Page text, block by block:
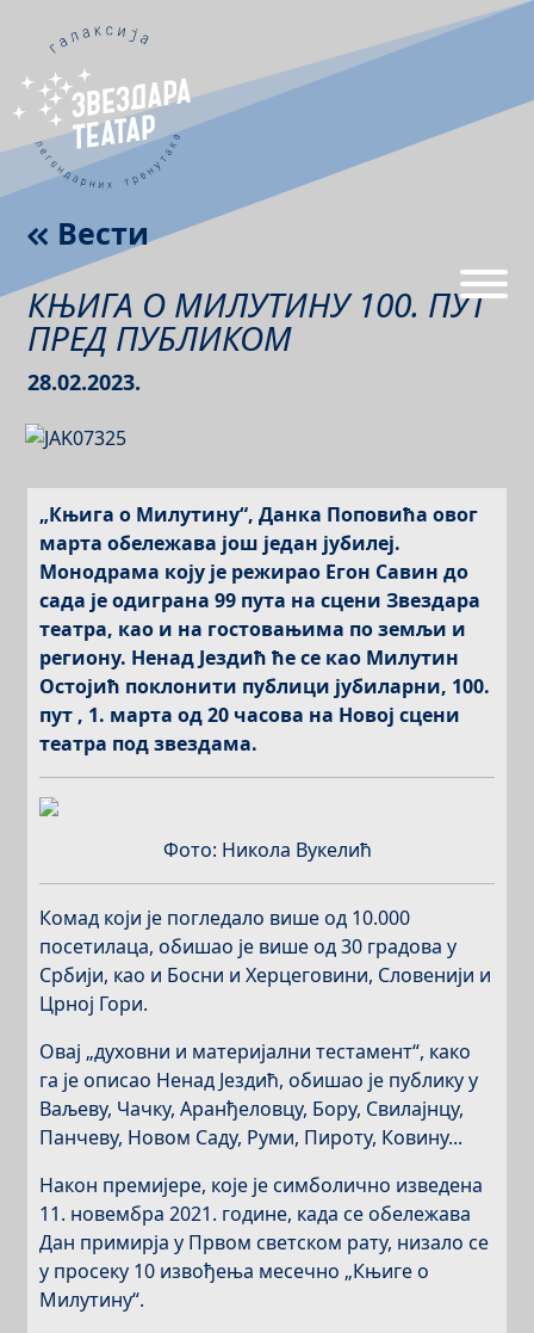
Вести
КЊИГА О МИЛУТИНУ 100. ПУТ
ПРЕД ПУБЛИКОМ
28.02.2023.
„Књига о Милутину“, Данка Поповићаовог
марта обележава још један јубилеј.
Монодрама коју је режирао Егон Савин до
сада је одиграна 99 пута на сцени Звездара
театра, као и на гостовањима по земљи и
региону. Ненад Јездић ће се као Милутин
Остојић поклонити публици јубиларни, 100.
пут , 1. марта од 20 часова на Новој сцени
театра под звездама.
Фото: Никола Вукелић
Комад који је погледало више од 10.000
посетилаца, обишао је више од 30 градова у
Србији, као и Босни и Херцеговини, Словенији и
Црној Гори.
Овај „духовни и материјални тестамент“, како
га је описао Ненад Јездић, обишао је публику у
Ваљеву, Чачку, Аранђеловцу, Бору, Свилајнцу,
Панчеву, Новом Саду, Руми, Пироту, Ковину...
Након премијере, које је симболично изведена
11. новембра 2021. године, када се обележава
Дан примирја у Првом светском рату, низало се
у просеку 10 извођења месечно „Књиге о
Милутину“.